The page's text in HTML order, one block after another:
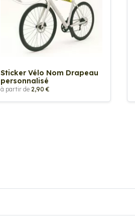
Sticker Vélo Nom Drapeau
personnalisé
à partir de 2,90 €